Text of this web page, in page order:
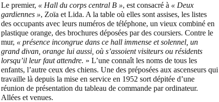
Le premier, « Hall du corps central B », est consacré à « Deux
gardiennes », Zoïa et Lida. A la table où elles sont assises, les listes
des occupants avec leurs numéros de téléphone, un vieux combiné en
plastique orange, des brochures déposées par des coursiers. Contre le
mur, « présence incongrue dans ce hall immense et solennel, un
grand divan, orange lui aussi, où s’assoient visiteurs ou résidents
lorsqu’il leur faut attendre. » L’une connaît les noms de tous les
enfants, l’autre ceux des chiens. Une des préposées aux ascenseurs qui
travaille là depuis la mise en service en 1952 sort dépitée d’une
réunion de présentation du tableau de commande par ordinateur.
Allées et venues.